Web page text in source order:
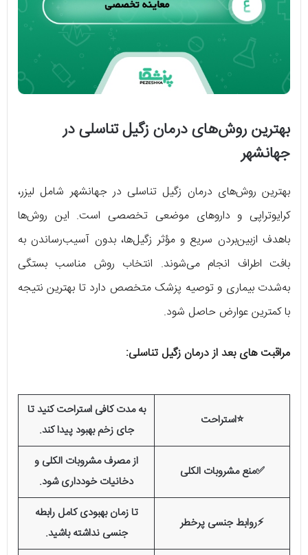
بهترین روش‌های درمان زگیل تناسلی در
جهانشهر
بهترین روش‌های درمان زگیل تناسلی در جهانشهر شامل لیزر،
کرایوتراپی و داروهای موضعی تخصصی است. این روش‌ها
باهدف ازبین‌بردن سریع و مؤثر زگیل‌ها، بدون آسیب‌رساندن به
بافت اطراف انجام می‌شوند. انتخاب روش مناسب بستگی
به‌شدت بیماری و توصیه پزشک متخصص دارد تا بهترین نتیجه
با کمترین عوارض حاصل شود.
مراقبت های بعد از درمان زگیل تناسلی:
⭐استراحت
به مدت کافی استراحت کنید تا
جای زخم بهبود پیدا کند.
✅منع مشروبات الکلی
از مصرف مشروبات الکلی و
دخانیات خودداری شود.
⚡روابط جنسی پرخطر
تا زمان بهبودی کامل رابطه
جنسی نداشته باشید.